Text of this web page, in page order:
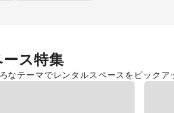
ス特集
なテーマでレンタルスペースをピックア